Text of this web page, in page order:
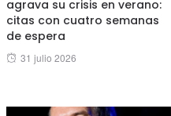
agrava su crisis en verano:
citas con cuatro semanas
de espera
Posted
31 julio 2026